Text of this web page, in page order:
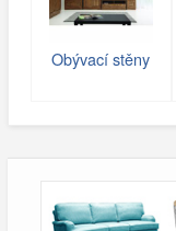
Obývací stěny